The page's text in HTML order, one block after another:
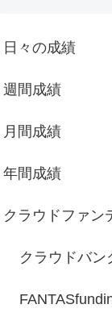
日々の成績
週間成績
月間成績
年間成績
クラウドファン
クラウドバン